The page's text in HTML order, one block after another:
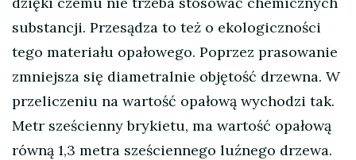
substancji. Przesądza to też o ekologiczności
tego materiału opałowego. Poprzez prasowanie
zmniejsza się diametralnie objętość drzewna. W
przeliczeniu na wartość opałową wychodzi tak.
Metr sześcienny brykietu, ma wartość opałową
równą 1,3 metra sześciennego luźnego drzewa.